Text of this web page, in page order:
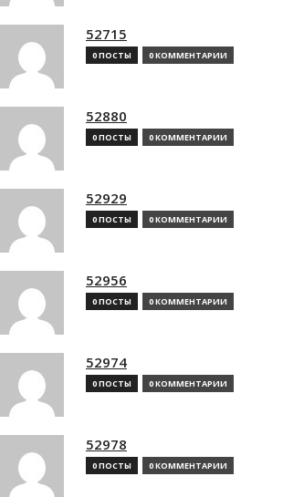
52715
0 ПОСТЫ 0 КОММЕНТАРИИ
52880
0 ПОСТЫ 0 КОММЕНТАРИИ
52929
0 ПОСТЫ 0 КОММЕНТАРИИ
52956
0 ПОСТЫ 0 КОММЕНТАРИИ
52974
0 ПОСТЫ 0 КОММЕНТАРИИ
52978
0 ПОСТЫ 0 КОММЕНТАРИИ